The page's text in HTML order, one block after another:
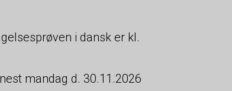
i dansk er kl.
mandag d. 30.11.2026